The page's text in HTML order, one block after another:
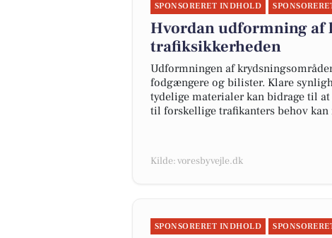
SPONSORERET INDHOLD
Hvordan udformning af
trafiksikkerheden
Udformningen af
fodgængere og bilister. Klare
tydelige materialer kan bidrage til
til forskellige trafikanters behov
Kilde: voresbyvejle.dk
SPONSORERET INDHOLD